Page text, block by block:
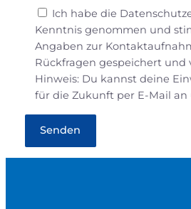
Ich habe die
Kenntnis genommen und
Angaben zur
Rückfragen gespeichert und
Hinweis: Du kannst deine
für die Zukunft per E-Mail